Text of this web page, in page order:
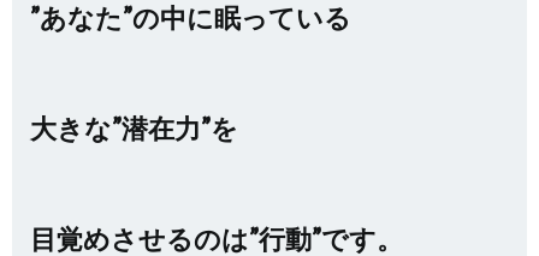
”あなた”の中に眠っている
大きな”潜在力”を
目覚めさせるのは”行動”です。